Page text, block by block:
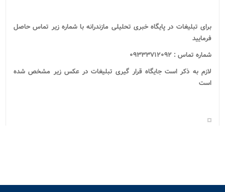
برای تبلیغات در پایگاه خبری تحلیلی مازندرانه با شماره زیر تماس حاصل
فرمایید
شماره تماس : ۰۹۳۳۳۷۱۲۰۹۲
لازم به ذکر است جایگاه قرار گیری تبلیغات در عکس زیر مشخص شده
است